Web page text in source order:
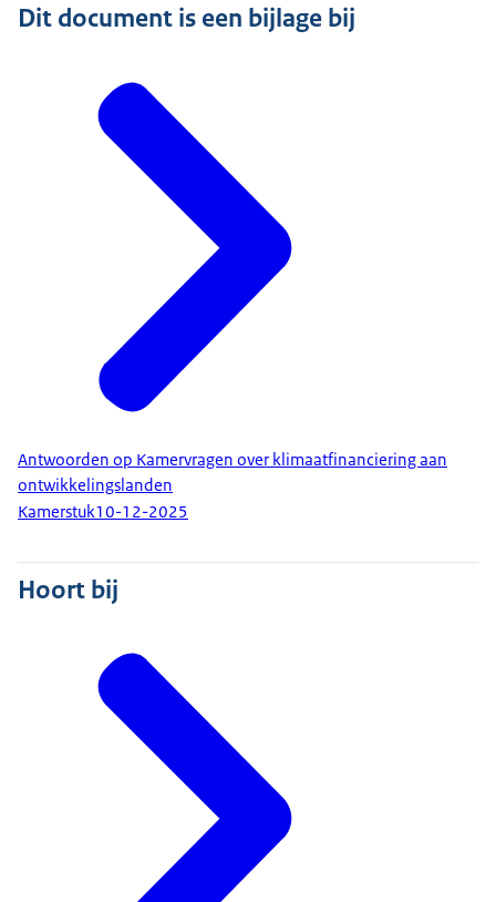
Dit document is een bijlage bij
Antwoorden op Kamervragen over klimaatfinanciering aan
ontwikkelingslanden
Kamerstuk10-12-2025
Hoort bij